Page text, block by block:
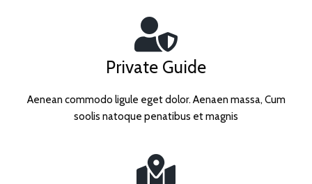
Private Guide
Aenean commodo ligule eget dolor. Aenaen massa, Cum
soolis natoque penatibus et magnis